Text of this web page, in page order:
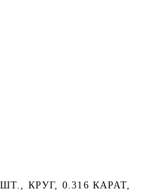
КРУГ, 0.316 КАРАТ,